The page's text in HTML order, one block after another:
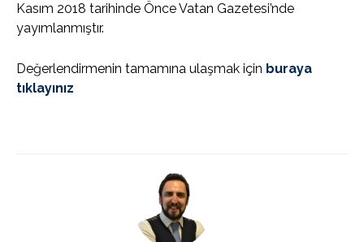
Kasım 2018 tarihinde Önce Vatan Gazetesi’nde
yayımlanmıştır.
Değerlendirmenin tamamına ulaşmak için buraya
tıklayınız